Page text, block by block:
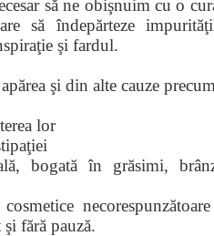
să ne obişnuim cu o
să îndepărteze
şi fardul.
şi din alte cauze
lor
bogată în grăsimi,
fără pauză.